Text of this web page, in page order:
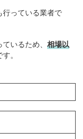
行っている業者で
いるため、 相場以
。